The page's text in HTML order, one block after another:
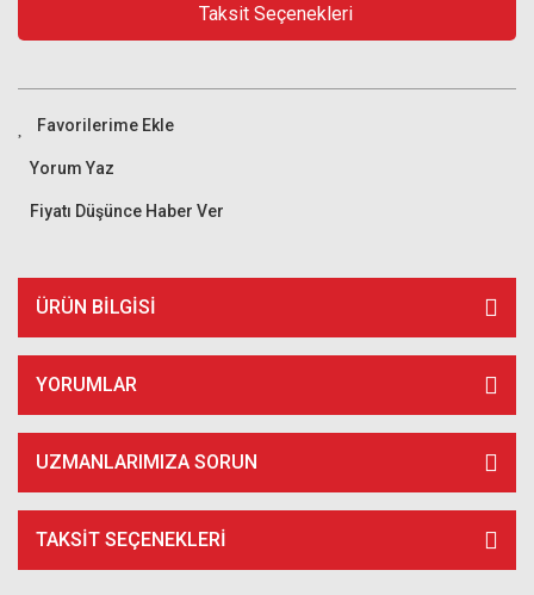
Taksit Seçenekleri
Yorum Yaz
Fiyatı Düşünce Haber Ver
ÜRÜN BILGISI
YORUMLAR
UZMANLARIMIZA SORUN
TAKSIT SEÇENEKLERI